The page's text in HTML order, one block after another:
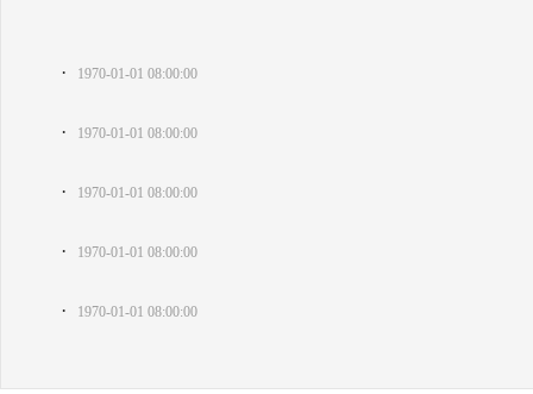
· 1970-01-01 08:00:00
· 1970-01-01 08:00:00
· 1970-01-01 08:00:00
· 1970-01-01 08:00:00
· 1970-01-01 08:00:00